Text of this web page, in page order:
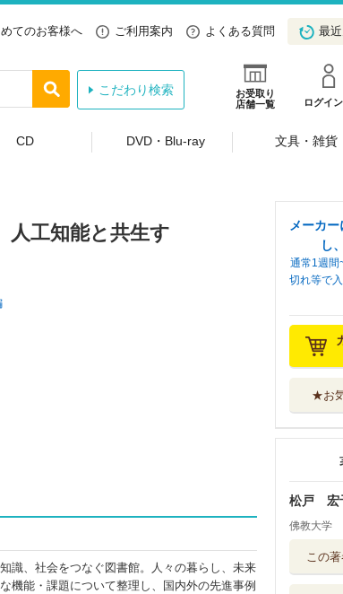
てのお客様へ ご利用案内 よくある質問 最
お受取り
店舗一覧
ログイン
こだわり検索
CD DVD・Blu-ray 文具・雑貨
工知能と共生す
識、社会をつなぐ図書館。人々の暮らし、未来
機能・課題について整理し、国内外の先進事例
メーカ
し
通常1週
切れ等で
★お
松戸 宏
佛教大学
この